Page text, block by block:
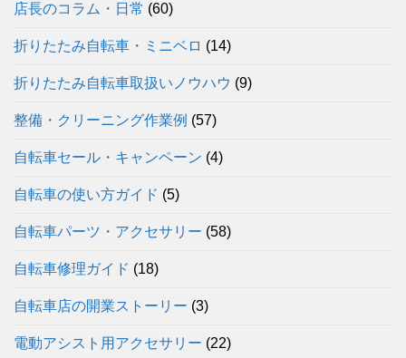
店長のコラム・日常 (60)
折りたたみ自転車・ミニベロ (14)
折りたたみ自転車取扱いノウハウ (9)
整備・クリーニング作業例 (57)
自転車セール・キャンペーン (4)
自転車の使い方ガイド (5)
自転車パーツ・アクセサリー (58)
自転車修理ガイド (18)
自転車店の開業ストーリー (3)
電動アシスト用アクセサリー (22)